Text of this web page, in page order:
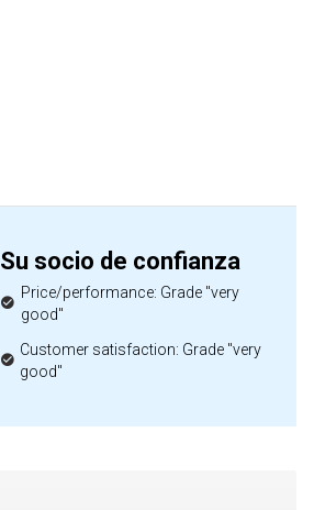
Su socio de confianza
Price/performance: Grade "very
good"
Customer satisfaction: Grade "very
good"